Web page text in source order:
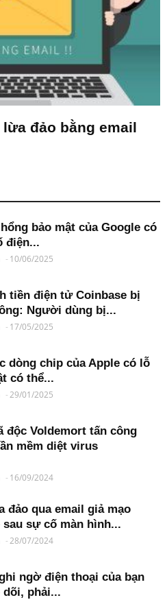
đảo bằng email
bảo mật của Google có
điện...
- 10/06/2025
tiền điện tử Coinbase bị
Người dùng bị...
- 17/05/2025
dòng chip của Apple có lỗ
có thể...
-29/01/2025
độc Voldemort tấn công
mềm diệt virus
- 16/09/2024
đảo qua email giả mạo
sự cố màn hình...
-28/07/2024
ngờ điện thoại của bạn
dõi, phải...